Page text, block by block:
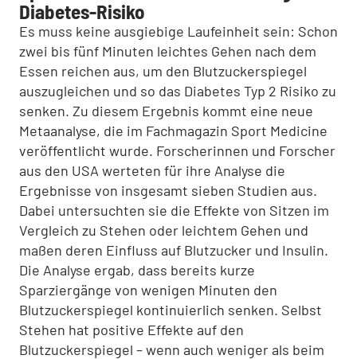
Diabetes-Risiko
Es muss keine ausgiebige Laufeinheit sein: Schon
zwei bis fünf Minuten leichtes Gehen nach dem
Essen reichen aus, um den Blutzuckerspiegel
auszugleichen und so das Diabetes Typ 2 Risiko zu
senken. Zu diesem Ergebnis kommt eine neue
Metaanalyse, die im Fachmagazin Sport Medicine
veröffentlicht wurde. Forscherinnen und Forscher
aus den USA werteten für ihre Analyse die
Ergebnisse von insgesamt sieben Studien aus.
Dabei untersuchten sie die Effekte von Sitzen im
Vergleich zu Stehen oder leichtem Gehen und
maßen deren Einfluss auf Blutzucker und Insulin.
Die Analyse ergab, dass bereits kurze
Sparziergänge von wenigen Minuten den
Blutzuckerspiegel kontinuierlich senken. Selbst
Stehen hat positive Effekte auf den
Blutzuckerspiegel – wenn auch weniger als beim